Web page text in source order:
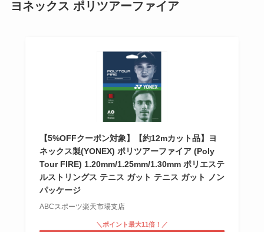
ヨネックス ポリツアーファイア
【5%OFFクーポン対象】【約12mカット品】ヨ
ネックス製(YONEX) ポリツアーファイア (Poly
Tour FIRE) 1.20mm/1.25mm/1.30mm ポリエステ
ルストリングス テニス ガット テニス ガット ノン
パッケージ
ABCスポーツ楽天市場支店
＼ポイント最大11倍！／